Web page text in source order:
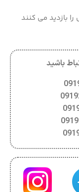
بازدید می کنند
باشید